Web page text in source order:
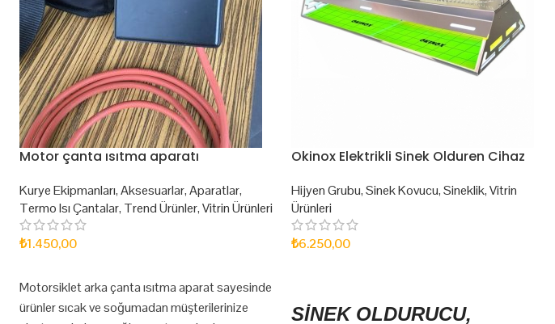
Motor çanta ısıtma aparatı
Kurye Ekipmanları,Aksesuarlar,Aparatlar,
Termo Isı Çantalar, Trend Ürünler,Vitrin Ürünleri
₺1.450,00
Motorsiklet arka çanta ısıtma aparat sayesinde
ürünler sıcak ve soğumadan müşterilerinize
Okinox Elektrikli Sinek Olduren Cihaz
Hijyen Grubu,Sinek Kovucu,Sineklik,Vitrin
Ürünleri
₺6.250,00
SİNEK OLDURUCU,